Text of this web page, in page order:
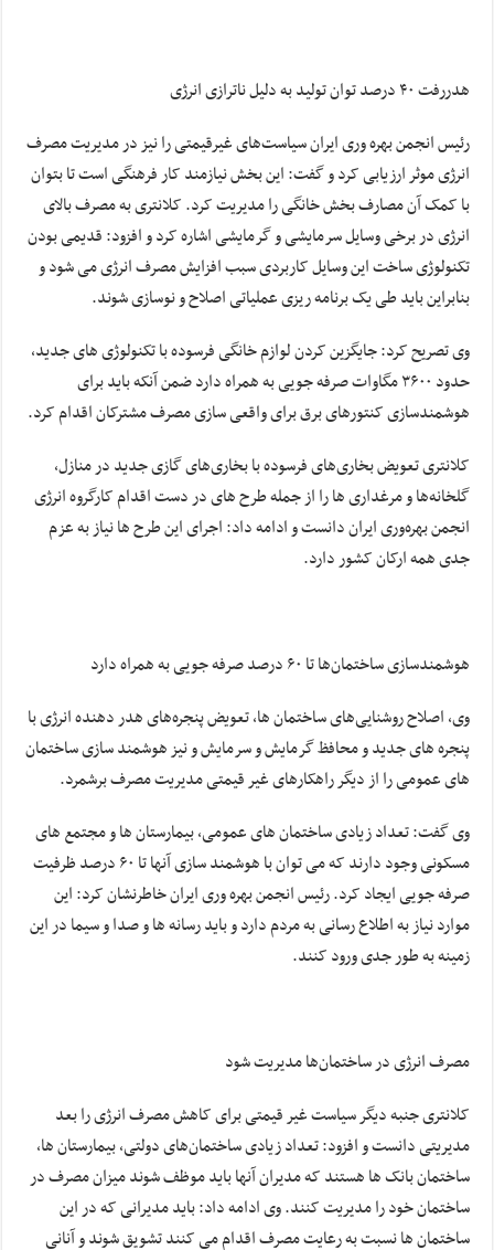
هدررفت ۴۰ درصد توان تولید به دلیل ناترازی انرژی
رئیس انجمن بهره وری ایران سیاست‌های غیرقیمتی را نیز در مدیریت مصرف
انرژی موثر ارزیابی کرد و گفت: این بخش نیازمند کار فرهنگی است تا بتوان
با کمک آن مصارف بخش خانگی را مدیریت کرد. کلانتری به مصرف بالای
انرژی در برخی وسایل سرمایشی و گرمایشی اشاره کرد و افزود: قدیمی بودن
تکنولوژی ساخت این وسایل کاربردی سبب افزایش مصرف انرژی می شود و
بنابراین باید طی یک برنامه ریزی عملیاتی اصلاح و نوسازی شوند.
وی تصریح کرد: جایگزین کردن لوازم خانگی فرسوده با تکنولوژی های جدید،
حدود ۳۶۰۰ مگاوات صرفه جویی به همراه دارد ضمن آنکه باید برای
هوشمندسازی کنتورهای برق برای واقعی سازی مصرف مشترکان اقدام کرد.
کلانتری تعویض بخاری‌های فرسوده با بخاری‌های گازی جدید در منازل،
گلخانه‌ها و مرغداری ها را از جمله طرح های در دست اقدام کارگروه انرژی
انجمن بهره‌وری ایران دانست و ادامه داد: اجرای این طرح ها نیاز به عزم
جدی همه ارکان کشور دارد.
هوشمندسازی ساختمان‌ها تا ۶۰ درصد صرفه جویی به همراه دارد
وی، اصلاح روشنایی‌های ساختمان ها، تعویض پنجره‌های هدر دهنده انرژی با
پنجره های جدید و محافظ گرمایش و سرمایش و نیز هوشمند سازی ساختمان
های عمومی را از دیگر راهکارهای غیر قیمتی مدیریت مصرف برشمرد.
وی گفت: تعداد زیادی ساختمان های عمومی، بیمارستان ها و مجتمع های
مسکونی وجود دارند که می توان با هوشمند سازی آنها تا ۶۰ درصد ظرفیت
صرفه جویی ایجاد کرد. رئیس انجمن بهره وری ایران خاطرنشان کرد: این
موارد نیاز به اطلاع رسانی به مردم دارد و باید رسانه ها و صدا و سیما در این
زمینه به طور جدی ورود کنند.
مصرف انرژی در ساختمان‌ها مدیریت شود
کلانتری جنبه دیگر سیاست غیر قیمتی برای کاهش مصرف انرژی را بعد
مدیریتی دانست و افزود: تعداد زیادی ساختمان‌های دولتی، بیمارستان ها،
ساختمان بانک ها هستند که مدیران آنها باید موظف شوند میزان مصرف در
ساختمان خود را مدیریت کنند. وی ادامه داد: باید مدیرانی که در این
ساختمان ها نسبت به رعایت مصرف اقدام می کنند تشویق شوند و آنانی